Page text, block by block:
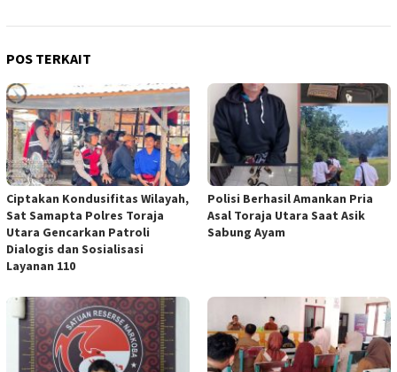
POS TERKAIT
Ciptakan Kondusifitas Wilayah,
Sat Samapta Polres Toraja
Utara Gencarkan Patroli
Dialogis dan Sosialisasi
Layanan 110
Polisi Berhasil Amankan Pria
Asal Toraja Utara Saat Asik
Sabung Ayam